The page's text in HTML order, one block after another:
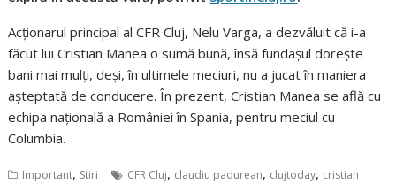
Acționarul principal al CFR Cluj, Nelu Varga, a dezvăluit că i-a
făcut lui Cristian Manea o sumă bună, însă fundașul dorește
bani mai mulți, deși, în ultimele meciuri, nu a jucat în maniera
așteptată de conducere. În prezent, Cristian Manea se află cu
echipa națională a României în Spania, pentru meciul cu
Columbia.
Important, Stiri CFR Cluj, claudiu padurean, clujtoday, cristian